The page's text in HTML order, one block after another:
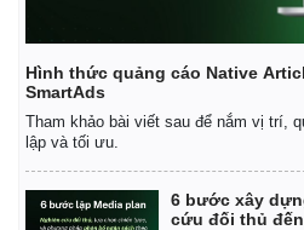
Hình thức quảng cáo Native
SmartAds
Tham khảo bài viết sau để nắm vị trí,
lập và tối ưu.
6 bước xây
cứu đối thủ